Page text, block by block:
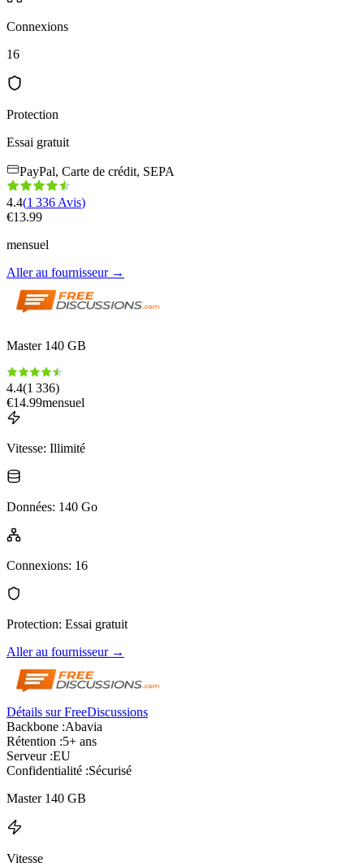
Connexions
16
Protection
Essai gratuit
PayPal, Carte de crédit, SEPA
4.4(1 336 Avis)
€13.99
mensuel
Aller au fournisseur→
Master 140 GB
4.4(1 336)
€14.99mensuel
Vitesse: Illimité
Données: 140 Go
Connexions: 16
Protection: Essai gratuit
Aller au fournisseur→
Détails sur FreeDiscussions
Backbone :Abavia
Rétention :5+ ans
Serveur :EU
Confidentialité :Sécurisé
Master 140 GB
Vitesse